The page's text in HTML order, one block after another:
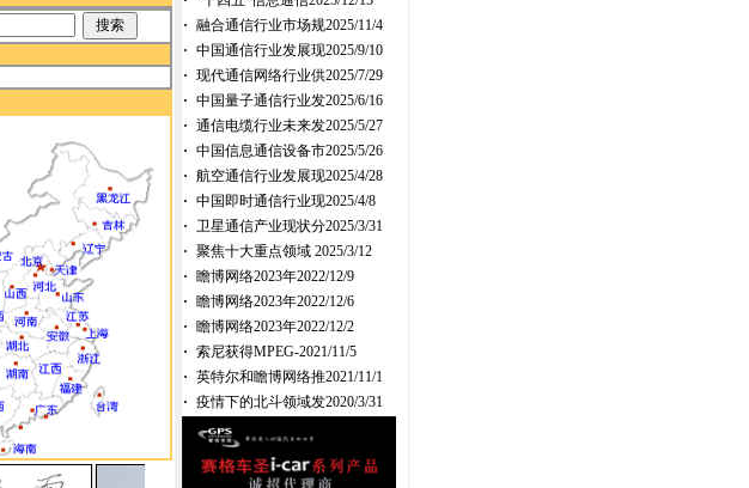
· 融合通信行业市场规2025/11/4
· 中国通信行业发展现2025/9/10
· 现代通信网络行业供2025/7/29
· 中国量子通信行业发2025/6/16
· 通信电缆行业未来发2025/5/27
· 中国信息通信设备市2025/5/26
· 航空通信行业发展现2025/4/28
· 中国即时通信行业现2025/4/8
· 卫星通信产业现状分2025/3/31
· 聚焦十大重点领域 2025/3/12
·
瞻博网络2023年2022/12/9
·
瞻博网络2023年2022/12/6
·
瞻博网络2023年2022/12/2
· 索尼获得MPEG-2021/11/5
· 英特尔和瞻博网络推2021/11/1
· 疫情下的北斗领域发2020/3/31